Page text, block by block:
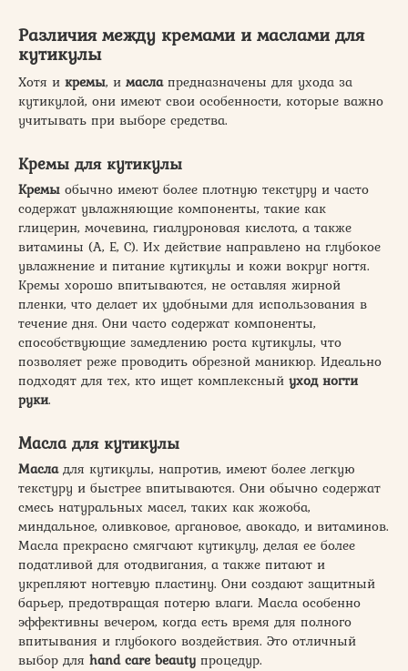
Различия между кремами и маслами для
кутикулы
Хотя и кремы, и маслапредназначены для ухода за
кутикулой, они имеют свои особенности, которые важно
учитывать при выборе средства.
Кремы для кутикулы
Кремы обычно имеют более плотную текстуру и часто
содержат увлажняющие компоненты, такие как
глицерин, мочевина, гиалуроновая кислота, а также
витамины (А, Е, С). Их действие направлено на глубокое
увлажнение и питание кутикулы и кожи вокруг ногтя.
Кремы хорошо впитываются, не оставляя жирной
пленки, что делает их удобными для использования в
течение дня. Они часто содержат компоненты,
способствующие замедлению роста кутикулы, что
позволяет реже проводить обрезной маникюр. Идеально
подходят для тех, кто ищет комплексный уход ногти
руки.
Масла для кутикулы
Масладля кутикулы, напротив, имеют более легкую
текстуру и быстрее впитываются. Они обычно содержат
смесь натуральных масел, таких как жожоба,
миндальное, оливковое, аргановое, авокадо, и витаминов.
Масла прекрасно смягчают кутикулу, делая ее более
податливой для отодвигания, а также питают и
укрепляют ногтевую пластину. Они создают защитный
барьер, предотвращая потерю влаги. Масла особенно
эффективны вечером, когда есть время для полного
впитывания и глубокого воздействия. Это отличный
выбор для hand care beauty процедур.